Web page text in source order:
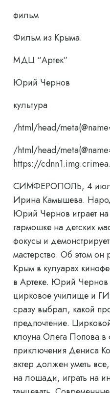
фильм
Фильм из Крыма.
МДЦ “Артек”
Юрий Чернов
культура
/html/head/
/html/head/
https://
СИМФЕРОПОЛЬ, 4 июл
Ирина Камышева.
Юрий Чернов играет на
гармошке на детских
фокусы и
мастерство. Об этом
Крым в кулуарах
в Артеке. Юрий
цирковое училище и
сразу выбрал, какой
предпочтение.
клоуна Олега Попова
приключения Дениса
актер должен уметь
на лошади, играть на